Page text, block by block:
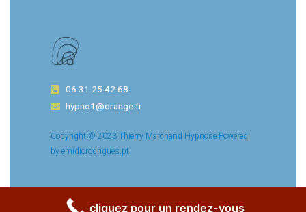
06 31 25 42 68
hypno1@orange.fr
Copyright © 2023 Thierry Marchand Hypnose Powered
by emidiorodrigues.pt
cliquez pour un rendez-vous